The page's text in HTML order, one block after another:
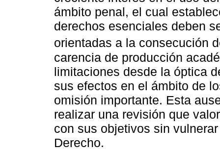
ámbito penal, el cual
derechos esenciales deben
orientadas a la consecución
carencia de producción
limitaciones desde la óptica
sus efectos en el ámbito de
omisión importante. Esta
realizar una revisión que
con sus objetivos sin
Derecho.